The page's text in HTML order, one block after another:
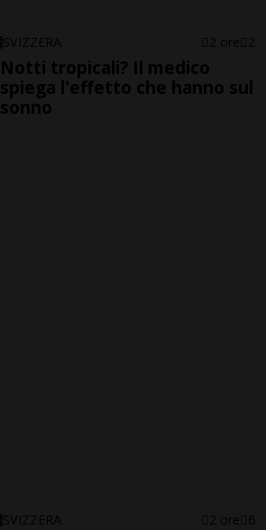
SVIZZERA 2 ore 2
Notti tropicali? Il medico
spiega l'effetto che hanno sul
sonno
SVIZZERA 2 ore 6